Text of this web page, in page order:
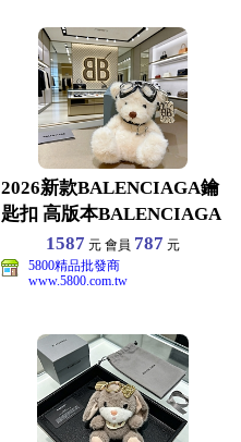
2026新款BALENCIAGA鑰
匙扣 高版本BALENCIAGA
1587 元 會員 787 元
5800精品批發商
www.5800.com.tw